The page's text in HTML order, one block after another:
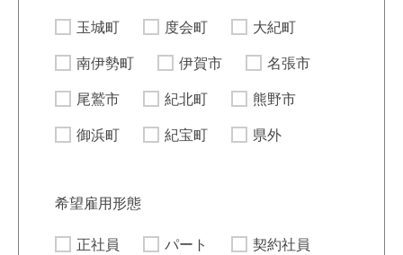
玉城町
度会町
大紀町
南伊勢町
伊賀市
名張市
尾鷲市
紀北町
熊野市
御浜町
紀宝町 県外
希望雇用形態
正社員
パート
契約社員